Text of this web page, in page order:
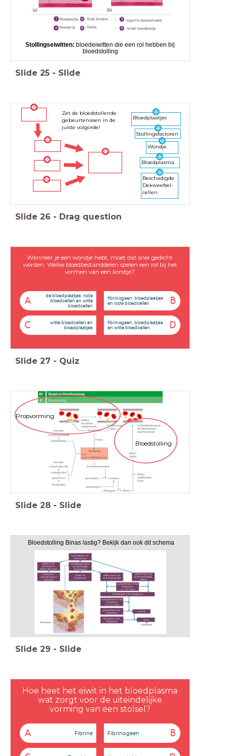
Stollingseiwitten: bloedeiwitten die een rol hebben bij
bloedstolling
Slide 25 - Slide
Zet de bloedstollende
gebeurtenissen in de
juiste volgorde!
Wondje
Bloedplaatjes
Stollingsfactoren
Bloedplasma
Beschadigde
Dekweefsel-
cellen
Slide 26 - Drag question
Wanneer je een wondje hebt, moet dat snel gedicht
worden. Welke bloedbestanddelen spelen een rol bij het
vormen van een korstje?
A
de bloedplaatjes, rode
bloedcellen en witte
bloedcellen
B
fibrinogeen, bloedplaatjes
en rode bloedcellen
C
witte bloedcellen en
bloedplaatjes
D
fibrinogeen, bloedplaatjes
en witte bloedcellen
Slide 27 - Quiz
Propvorming
Bloedstolling
Slide 28 - Slide
Bloedstolling Binas lastig? Bekijk dan ook dit schema
Slide 29 - Slide
Hoe heet het eiwit in het bloedplasma
wat zorgt voor de uiteindelijke
vorming van een stolsel?
A Fibrine B
Fibrinogeen